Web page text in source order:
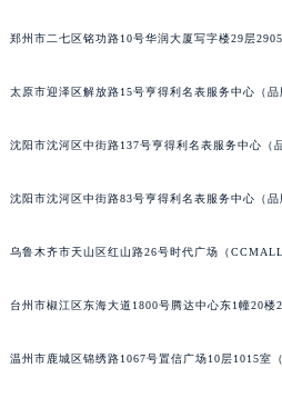
郑州市二七区铭功路10号华润大厦写字楼29层
太原市迎泽区解放路15号亨得利名表服务中心（
沈阳市沈河区中街路137号亨得利名表服务中心（
沈阳市沈河区中街路83号亨得利名表服务中心（
乌鲁木齐市天山区红山路26号时代广场（
台州市椒江区东海大道1800号腾达中心东1幢20楼
温州市鹿城区锦绣路1067号置信广场10层1015室